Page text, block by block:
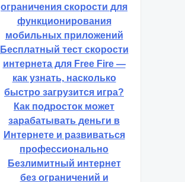
ограничения скорости для
функционирования
мобильных приложений
Бесплатный тест скорости
интернета для Free Fire —
как узнать, насколько
быстро загрузится игра?
Как подросток может
зарабатывать деньги в
Интернете и развиваться
профессионально
Безлимитный интернет
без ограничений и